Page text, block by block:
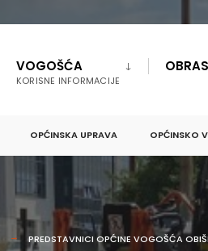
VOGOŠĆA
KORISNE INFORMACIJE
OPĆINSKA UPRAVA OPĆINSKO
PREDSTAVNICI OPĆINE VOGOŠĆA